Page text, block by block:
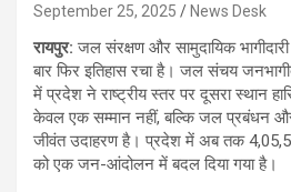
September 25, 2025 News Desk
रायपुर:जल संरक्षण और सामुदायिक
बार फिर इतिहास रचा है। जल संचय
में प्रदेश ने राष्ट्रीय स्तर पर दूसरा स्थान
केवल एक सम्मान नहीं, बल्कि जल प्रबंधन
जीवंत उदाहरण है। प्रदेश में अब तक
को एक जन-आंदोलन में बदल दिया गया है।